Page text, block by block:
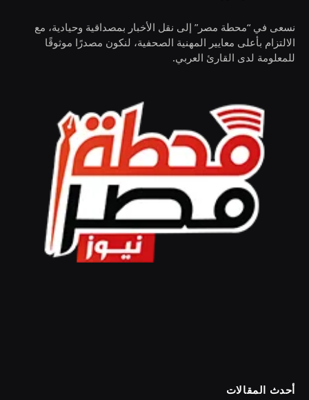
نسعى في “محطة مصر” إلى نقل الأخبار بمصداقية وحيادية، مع
الالتزام بأعلى معايير المهنية الصحفية، لنكون مصدرًا موثوقًا
للمعلومة لدى القارئ العربي.
أحدث المقالات